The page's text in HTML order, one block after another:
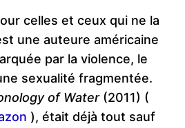
celles et ceux qui ne la
une auteure américaine
par la violence, le
sexualité fragmentée.
of Water(2011) (
), était déjà tout sauf